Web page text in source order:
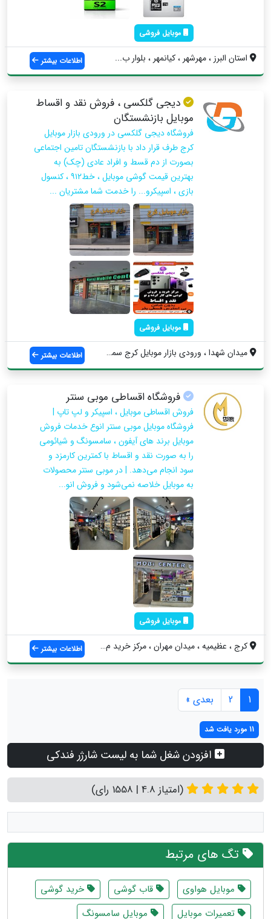
موبایل فروشی
استان البرز ، مهرشهر ، کیانمهر ، بلوار ب... اطلاعات بیشتر
دیجی گلکسی ، فروش نقد و اقساط
موبایل بازنشستگان
فروشگاه دیجی گلکسی در ورودی بازار موبایل
کرج طرف قرار داد با بازنشستگان تامین اجتماعی
بصورت از دم قسط و افراد عادی (چک) به
بهترین قیمت گوشی موبایل ، خط۹۱۲ ، کنسول
بازی ، اسپیکرو... را خدمت شما مشتریان ...
موبایل فروشی
میدان شهدا ، ورودی بازار موبایل کرج سمت ... اطلاعات بیشتر
فروشگاه اقساطی موبی سنتر
فروش اقساطی موبایل ، اسپیکر و لپ تاپ |
فروشگاه موبایل موبی سنتر انوع خدمات فروش
موبایل برند های آیفون ، سامسونگ و شیائومی
را به صورت نقد و اقساط با کمترین کارمزد و
سود انجام می‌دهد. | در موبی سنتر محصولات
به موبایل خلاصه نمی‌شود و فروش انو...
موبایل فروشی
کرج ، عظیمیه ، میدان مهران ، مرکز خرید م... اطلاعات بیشتر
1
2 بعدی »
11 مورد یافت شد
افزودن شغل شما به لیست شارژر فندکی
(امتیاز 4.8 | 1558 رای)
تگ های مرتبط
موبايل هواوى قاب گوشی
خرید گوشی
تعمیرات موبایل
موبایل سامسونگ